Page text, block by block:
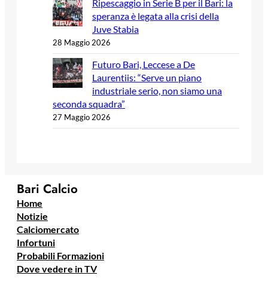
Ripescaggio in Serie B per il Bari: la
speranza è legata alla crisi della
Juve Stabia
28 Maggio 2026
Futuro Bari, Leccese a De
Laurentiis: “Serve un piano
industriale serio, non siamo una
seconda squadra”
27 Maggio 2026
Bari Calcio
Home
Notizie
Calciomercato
Infortuni
Probabili Formazioni
Dove vedere in TV